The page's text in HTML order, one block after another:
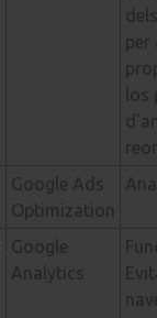
per
los
Google Ads
Optimization
Google
Analytics